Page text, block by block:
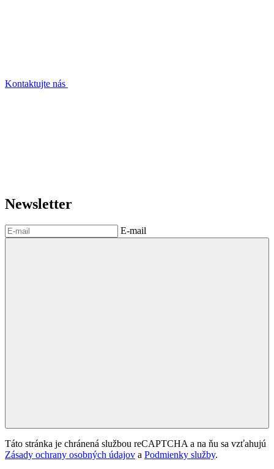
Kontaktujte nás
Newsletter
E-mail
Táto stránka je chránená službou reCAPTCHA a na ňu sa vzťahujú
Zásady ochrany osobných údajov a Podmienky služby.